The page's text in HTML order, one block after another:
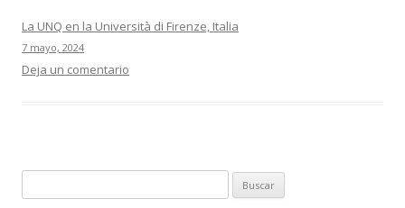
La UNQ en la Università di Firenze, Italia
7 mayo, 2024
Deja un comentario